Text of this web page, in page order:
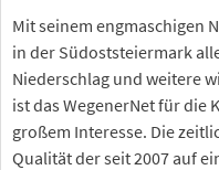
Mit seinem engmaschigen
in der Südoststeiermark
Niederschlag und weitere
ist das WegenerNet für
großem Interesse. Die
Qualität der seit 2007 auf